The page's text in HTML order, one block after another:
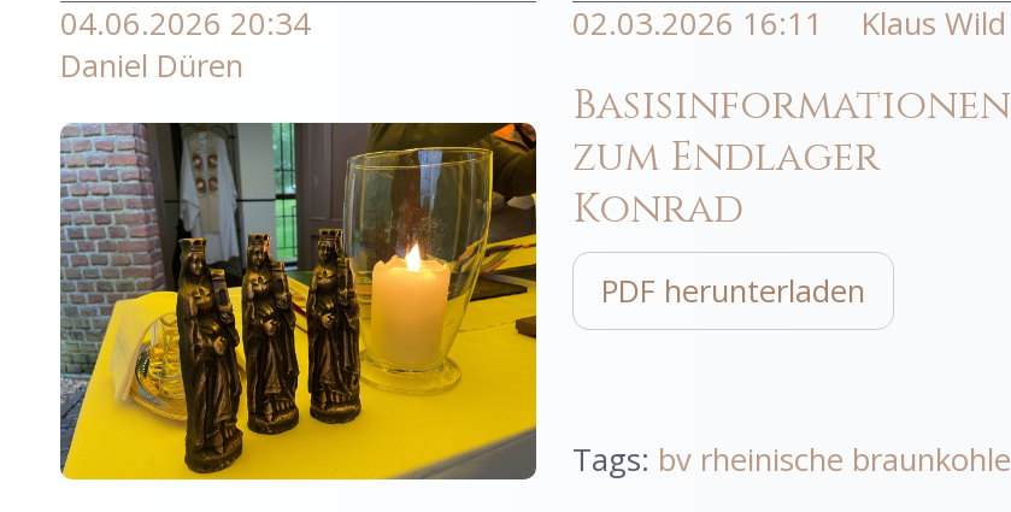
04.06.2026 20:34
Daniel Düren
02.03.2026 16:11 Klaus Wild
Basisinformationen
zum Endlager
Konrad
PDF herunterladen
Tags: bv rheinische braunkohle